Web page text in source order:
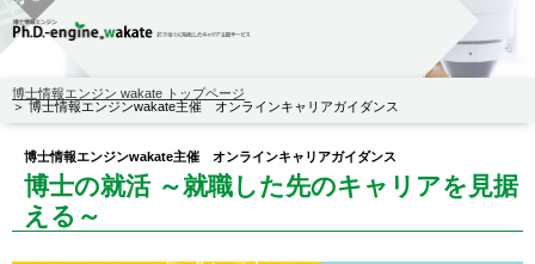
博士情報エンジン wakate トップページ
博士情報エンジンwakate主催 オンラインキャリアガイダンス
博士情報エンジンwakate主催 オンラインキャリアガイダンス
博士の就活 ～就職した先のキャリアを見据
える～